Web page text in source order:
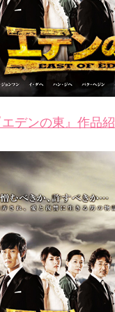
デンの東』作品